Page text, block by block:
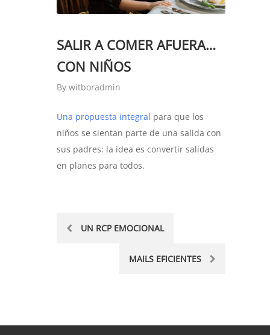
SALIR A COMER AFUERA…
CON NIÑOS
By witboradmin
Una propuesta integral para que los
niños se sientan parte de una salida con
sus padres: la idea es convertir salidas
en planes para todos.
PostUN RCP EMOCIONAL
MAILS EFICIENTES